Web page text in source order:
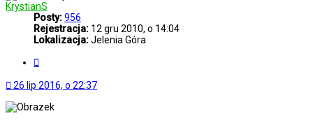
KrystianS
Posty:956
Rejestracja: 12 gru 2010, o 14:04
Lokalizacja:Jelenia Góra
26 lip 2016, o 22:37